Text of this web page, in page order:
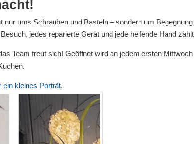
ums Schrauben und Basteln – sondern um Begegnung,
jedes reparierte Gerät und jede helfende Hand
Team freut sich! Geöffnet wird an jedem ersten Mittwoch
ein kleines Porträt.